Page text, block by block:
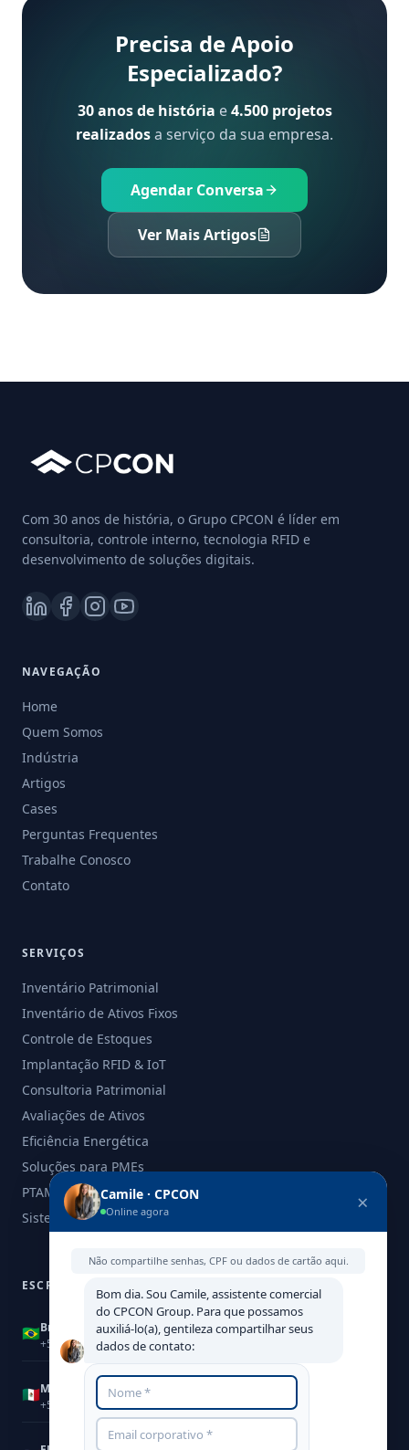
Precisa de Apoio
Especializado?
30 anos de história e4.500 projetos
realizadosa serviço da sua empresa.
Agendar Conversa
Ver Mais Artigos
Com 30 anos de história, o Grupo CPCON é líder em
consultoria, controle interno, tecnologia RFID e
desenvolvimento de soluções digitais.
NAVEGAÇÃO
Home
Quem Somos
Indústria
Artigos
Cases
Perguntas Frequentes
Trabalhe Conosco
Contato
SERVIÇOS
Inventário Patrimonial
Inventário de Ativos Fixos
Controle de Estoques
Implantação RFID & IoT
Consultoria Patrimonial
Avaliações de Ativos
Eficiência Energética
Soluções para PMEs
PTAM - Laudo de Avaliação
Sistemas, Softwares e Ferramentas
ESCRITÓRIOS GLOBAIS
🇧🇷Brasil
+55 (11) 3053-3535
🇲🇽México
+52 55 8957 7776
Camile · CPCON
Online agora ×
Não compartilhe senhas, CPF ou dados de cartão aqui.
Bom dia. Sou Camile, assistente comercial
do CPCON Group. Para que possamos
auxiliá-lo(a), gentileza compartilhar seus
dados de contato: